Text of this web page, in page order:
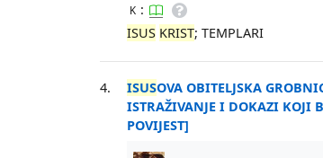
K :
ISUS KRIST; TEMPLARI
4. ISUSOVA OBITELJSKA
ISTRAŽIVANJE I DOKAZI KOJI
POVIJEST]